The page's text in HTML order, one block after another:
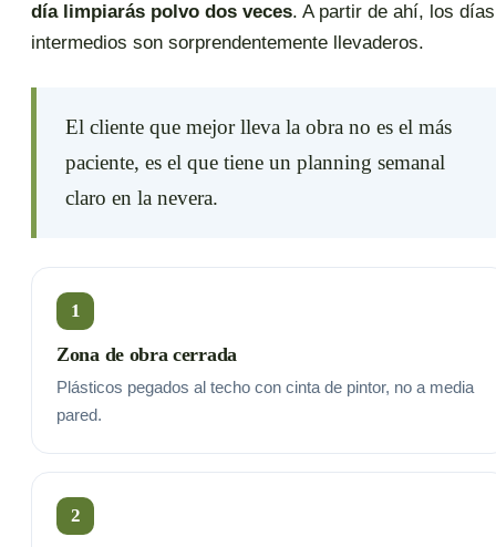
día limpiarás polvo dos veces. A partir de ahí, los días
intermedios son sorprendentemente llevaderos.
El cliente que mejor lleva la obra no es el más
paciente, es el que tiene un planning semanal
claro en la nevera.
1
Zona de obra cerrada
Plásticos pegados al techo con cinta de pintor, no a media
pared.
2